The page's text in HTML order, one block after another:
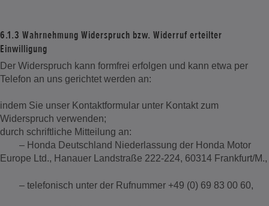
6.1.3 Wahrnehmung Widerspruch bzw. Widerruf erteilter
Einwilligung
Der Widerspruch kann formfrei erfolgen und kann etwa per
Telefon an uns gerichtet werden an:
indem Sie unser Kontaktformular unter Kontakt zum
Widerspruch verwenden;
durch schriftliche Mitteilung an:
– Honda Deutschland Niederlassung der Honda Motor
Europe Ltd., Hanauer Landstraße 222-224, 60314 Frankfurt/M.,
– telefonisch unter der Rufnummer +49 (0) 69 83 00 60,